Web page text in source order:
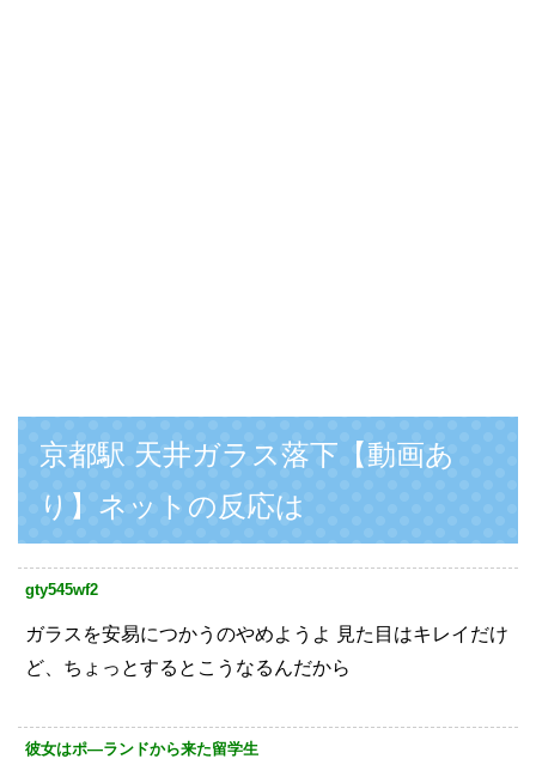
京都駅 天井ガラス落下【動画あ
り】ネットの反応は
gty545wf2
ガラスを安易につかうのやめようよ 見た目はキレイだけ
ど、ちょっとするとこうなるんだから
彼女はポ—ランドから来た留学生